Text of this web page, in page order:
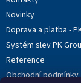
Novinky
Doprava a platba -
Systém slev PK
Reference
Obchodní podmínky